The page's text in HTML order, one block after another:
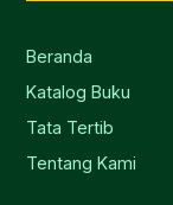
Beranda
Katalog Buku
Tata Tertib
Tentang Kami